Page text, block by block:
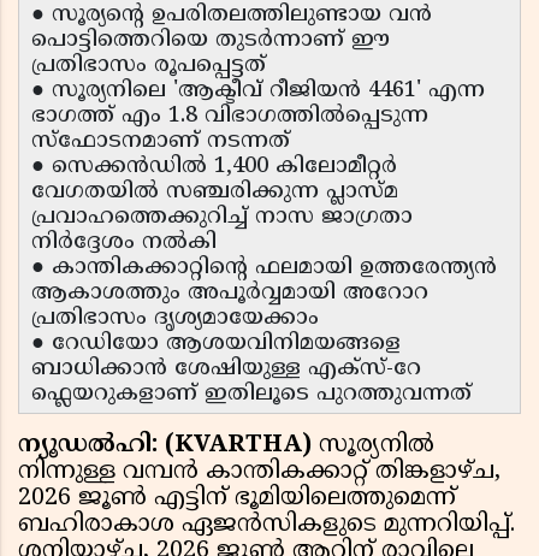
● സൂര്യന്റെ ഉപരിതലത്തിലുണ്ടായ വൻ
പൊട്ടിത്തെറിയെ തുടർന്നാണ് ഈ
പ്രതിഭാസം രൂപപ്പെട്ടത്
● സൂര്യനിലെ 'ആക്ടീവ് റീജിയൻ 4461' എന്ന
ഭാഗത്ത് എം 1.8 വിഭാഗത്തിൽപ്പെടുന്ന
സ്ഫോടനമാണ് നടന്നത്
● സെക്കൻഡിൽ 1,400 കിലോമീറ്റർ
വേഗതയിൽ സഞ്ചരിക്കുന്ന പ്ലാസ്മ
പ്രവാഹത്തെക്കുറിച്ച് നാസ ജാഗ്രതാ
നിർദ്ദേശം നൽകി
● കാന്തികക്കാറ്റിന്റെ ഫലമായി ഉത്തരേന്ത്യൻ
ആകാശത്തും അപൂർവ്വമായി അറോറ
പ്രതിഭാസം ദൃശ്യമായേക്കാം
● റേഡിയോ ആശയവിനിമയങ്ങളെ
ബാധിക്കാൻ ശേഷിയുള്ള എക്സ്-റേ
ഫ്ലെയറുകളാണ് ഇതിലൂടെ പുറത്തുവന്നത്
ന്യൂഡൽഹി: (KVARTHA) സൂര്യനിൽ
നിന്നുള്ള വമ്പൻ കാന്തികക്കാറ്റ് തിങ്കളാഴ്ച,
2026 ജൂൺ എട്ടിന് ഭൂമിയിലെത്തുമെന്ന്
ബഹിരാകാശ ഏജൻസികളുടെ മുന്നറിയിപ്പ്.